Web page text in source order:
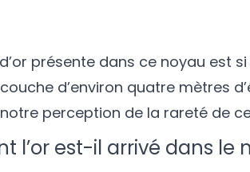
présente dans ce noyau est
d’environ quatre mètres
perception de la rareté de
l’or est-il arrivé dans le